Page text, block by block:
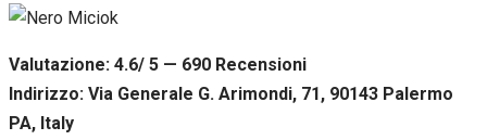
Valutazione: 4.6/ 5 — 690 Recensioni
Indirizzo: Via Generale G. Arimondi, 71, 90143 Palermo
PA, Italy